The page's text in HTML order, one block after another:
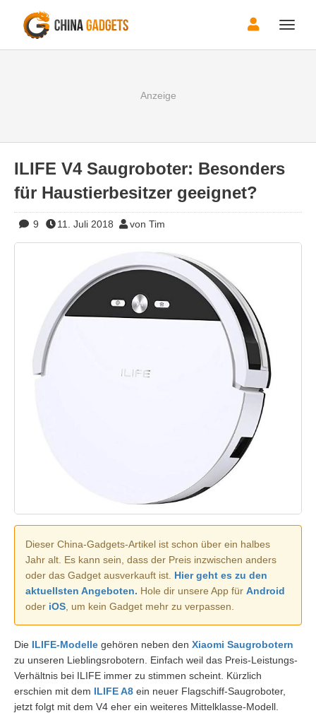
Toggle
ILIFE V4 Saugroboter: Besonders
für Haustierbesitzer geeignet?
9 11. Juli 2018 von Tim
Dieser China-Gadgets-Artikel ist schon über ein halbes
Jahr alt. Es kann sein, dass der Preis inzwischen anders
oder das Gadget ausverkauft ist. Hier geht es zu den
aktuellsten Angeboten. Hole dir unsere App für Android
oder iOS , um kein Gadget mehr zu verpassen.
Die ILIFE-Modelle gehören neben den Xiaomi Saugrobotern
zu unseren Lieblingsrobotern. Einfach weil das Preis-Leistungs-
Verhältnis bei ILIFE immer zu stimmen scheint. Kürzlich
erschien mit dem ILIFE A8 ein neuer Flagschiff-Saugroboter,
jetzt folgt mit dem V4 eher ein weiteres Mittelklasse-Modell.